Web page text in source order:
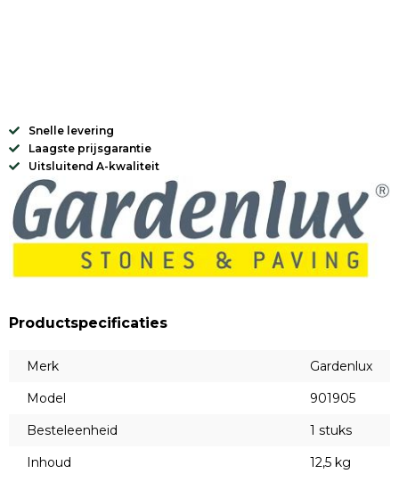
Snelle levering
Laagste prijsgarantie
Uitsluitend A-kwaliteit
Productspecificaties
Merk
Gardenlux
Model
901905
Besteleenheid
1 stuks
Inhoud
12,5 kg